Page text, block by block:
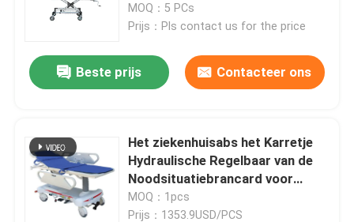
Noodsituatiekarretje te
gebruiken
MOQ：5 PCs
Prijs：Pls contact us for the price
Beste prijs Contacteer ons
Het ziekenhuisabs het Karretje
Hydraulische Regelbaar van de
Noodsituatiebrancard voor
Geduldige Overdracht
MOQ：1pcs
Prijs：1353.9USD/PCS